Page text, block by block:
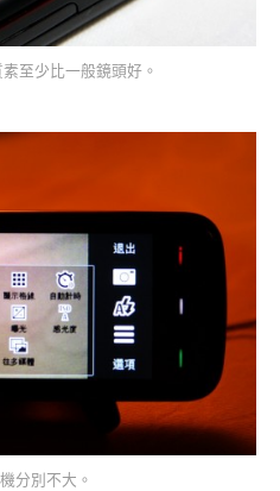
至少比一般鏡頭好。
分別不大。